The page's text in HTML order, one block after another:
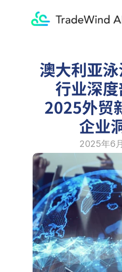
澳大利亚
行业深度
2025外贸
企业
2025年6